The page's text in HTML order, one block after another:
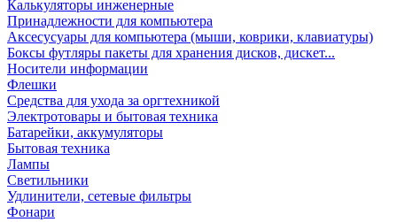
Калькуляторы инженерные
Принадлежности для компьютера
Аксесусуары для компьютера (мыши, коврики, клавиатуры)
Боксы футляры пакеты для хранения дисков, дискет...
Носители информации
Флешки
Средства для ухода за оргтехникой
Электротовары и бытовая техника
Батарейки, аккумуляторы
Бытовая техника
Лампы
Светильники
Удлинители, сетевые фильтры
Фонари